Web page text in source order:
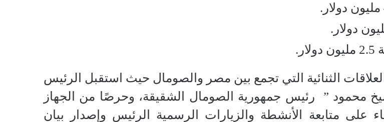
الثنائية التي تجمع بين مصر والصومال حيث استقبل الرئيس
محمود ” رئيس جمهورية الصومال الشقيقة، وحرصًا من الجهاز
على متابعة الأنشطة والزيارات الرسمية الرئيس وإصدار بيان